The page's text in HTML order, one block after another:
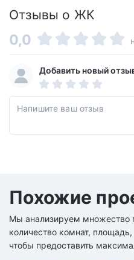
Отзывы о ЖК
0,0
Добавить новый
Похожие
Мы анализируем множество
количество комнат,
чтобы предоставить